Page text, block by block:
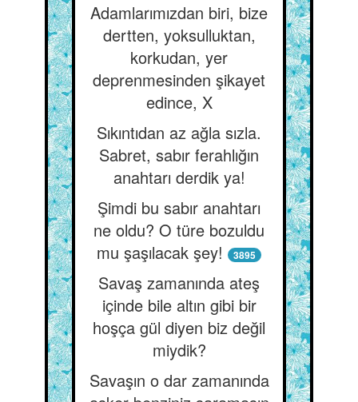
Adamlarımızdan biri, bize
dertten, yoksulluktan,
korkudan, yer
deprenmesinden şikayet
edince, X
Sıkıntıdan az ağla sızla.
Sabret, sabır ferahlığın
anahtarı derdik ya!
Şimdi bu sabır anahtarı
ne oldu? O türe bozuldu
mu şaşılacak şey!
3895
Savaş zamanında ateş
içinde bile altın gibi bir
hoşça gül diyen biz değil
miydik?
Savaşın o dar zamanında